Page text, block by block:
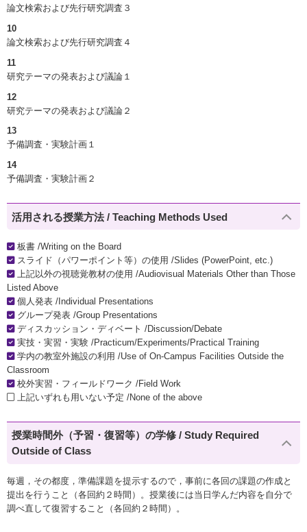
論文検索および先行研究調査３
10
論文検索および先行研究調査４
11
研究テーマの発表および議論１
12
研究テーマの発表および議論２
13
予備調査・実験計画１
14
予備調査・実験計画２
活用される授業方法 / Teaching Methods Used
板書 /Writing on the Board
スライド（パワーポイント等）の使用 /Slides (PowerPoint, etc.)
上記以外の視聴覚教材の使用 /Audiovisual Materials Other than Those
Listed Above
個人発表 /Individual Presentations
グループ発表 /Group Presentations
ディスカッション・ディベート /Discussion/Debate
実技・実習・実験 /Practicum/Experiments/Practical Training
学内の教室外施設の利用 /Use of On-Campus Facilities Outside the
Classroom
校外実習・フィールドワーク /Field Work
上記いずれも用いない予定 /None of the above
授業時間外（予習・復習等）の学修 / Study Required
Outside of Class
毎週，その都度，準備課題を提示するので，事前に各回の課題の作成と
提出を行うこと（各回約２時間）。授業後には当日学んだ内容を自分で
調べ直して復習すること（各回約２時間）。